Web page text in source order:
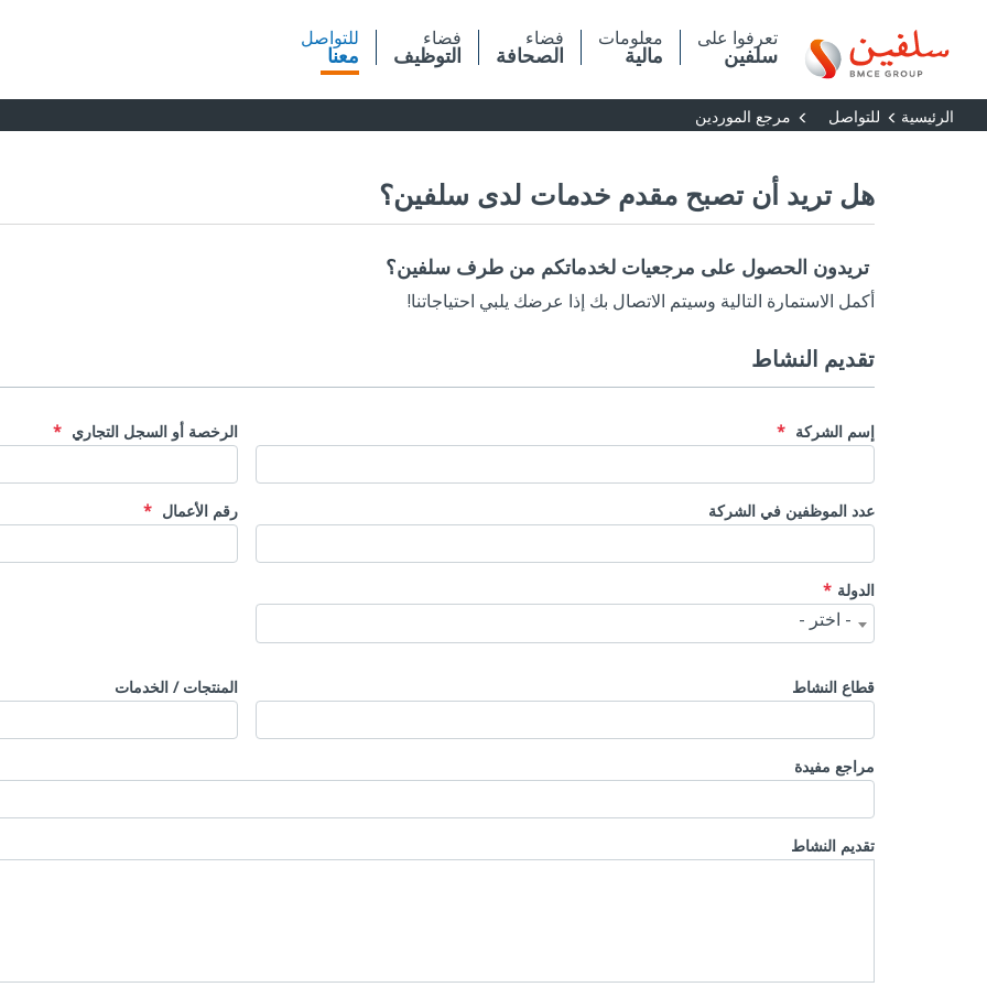
المحتوى
الرئيسي
تعرفوا على
سلفين
معلومات
مالية
فضاء
الصحافة
فضاء
التوظيف
للتواصل
معنا
الرئيسية للتواصل مرجع الموردين
هل تريد أن تصبح مقدم خدمات لدى سلفين؟
تريدون الحصول على مرجعيات لخدماتكم من طرف سلفين؟
أكمل الاستمارة التالية وسيتم الاتصال بك إذا عرضك يلبي احتياجاتنا!
تقديم النشاط
إسم الشركة الرخصة أو السجل التجاري
‏عدد الموظفين في الشركة رقم الأعمال
الدولة
- اختر -
قطاع النشاط المنتجات / الخدمات
مراجع مفيدة
تقديم النشاط